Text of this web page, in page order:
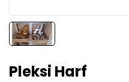
Pleksi Harf